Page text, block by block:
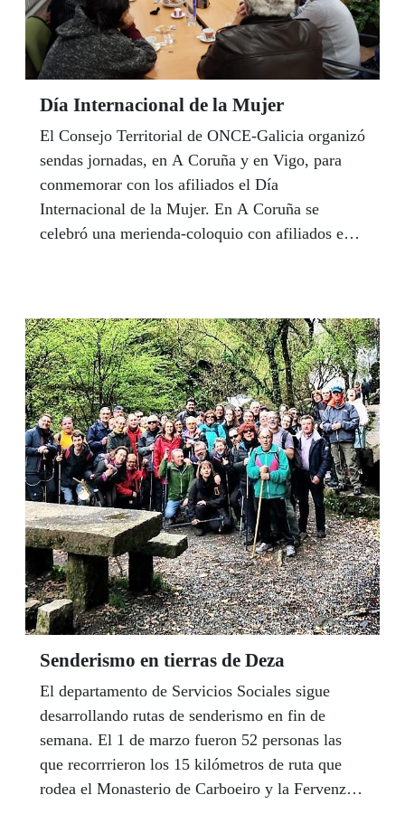
Día Internacional de la Mujer
El Consejo Territorial de ONCE-Galicia organizó
sendas jornadas, en A Coruña y en Vigo, para
conmemorar con los afiliados el Día
Internacional de la Mujer. En A Coruña se
celebró una merienda-coloquio con afiliados en
prensa sobre esta temática. En Vigo, el Salón de
Actos de la ONCE acogió una charla de la
activista y feminista viguesa Alicia Martínez del
Burgo, que fue introducida por Marián Lorenzo,
vicepresidenta del Consejo Territorial y que fué
seguida de una merienda con participación de
todos los asistentes.
Senderismo en tierras de Deza
El departamento de Servicios Sociales sigue
desarrollando rutas de senderismo en fin de
semana. El 1 de marzo fueron 52 personas las
que recorrrieron los 15 kilómetros de ruta que
rodea el Monasterio de Carboeiro y la Fervenza